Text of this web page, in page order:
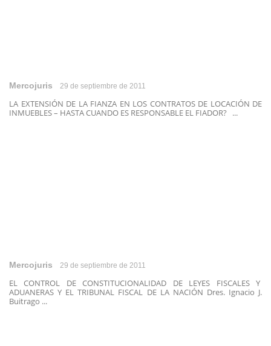
Mercojuris 29 de septiembre de 2011
LA EXTENSIÓN DE LA FIANZA EN LOS CONTRATOS DE LOCACIÓN DE
INMUEBLES – HASTA CUANDO ES RESPONSABLE EL FIADOR? ...
Mercojuris 29 de septiembre de 2011
EL CONTROL DE CONSTITUCIONALIDAD DE LEYES FISCALES Y
ADUANERAS Y EL TRIBUNAL FISCAL DE LA NACIÓN Dres. Ignacio J.
Buitrago ...